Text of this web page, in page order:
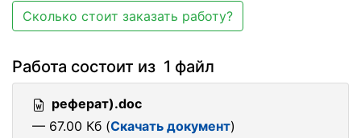
Сколько стоит заказать работу?
Работа состоит из 1 файл
реферат).doc
— 67.00 Кб (Скачать документ)